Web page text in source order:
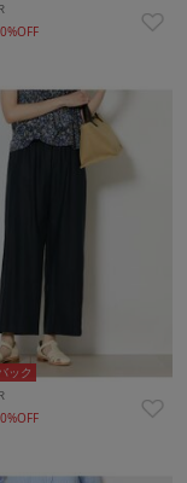
ック